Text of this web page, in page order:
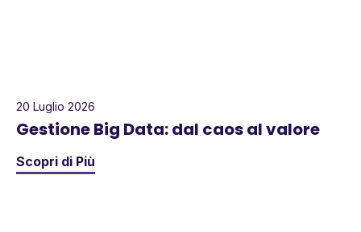
20 Luglio 2026
Gestione Big Data: dal caos al valore
Scopri di Più